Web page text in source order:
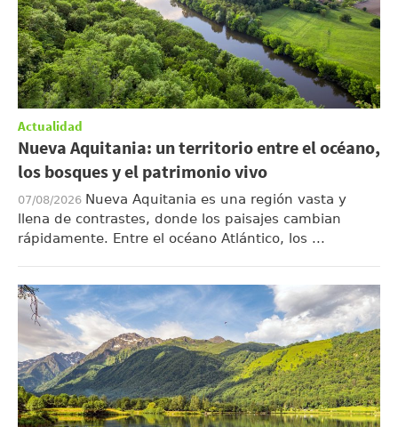
Actualidad
Nueva Aquitania: un territorio entre el océano,
los bosques y el patrimonio vivo
07/08/2026 Nueva Aquitania es una región vasta y
llena de contrastes, donde los paisajes cambian
rápidamente. Entre el océano Atlántico, los ...